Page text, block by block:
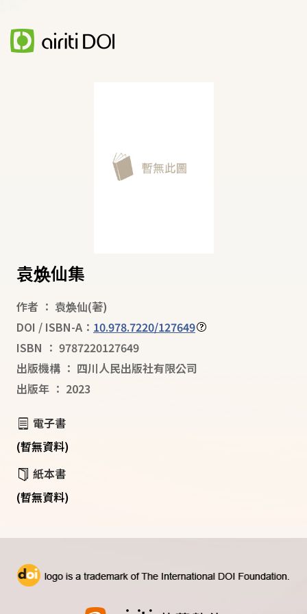
袁焕仙集
作者 ： 袁焕仙(著)
DOI / ISBN-A： 10.978.7220/127649
ISBN ： 9787220127649
出版機構 ： 四川人民出版社有限公司
出版年 ： 2023
電子書
(暫無資料)
紙本書
(暫無資料)